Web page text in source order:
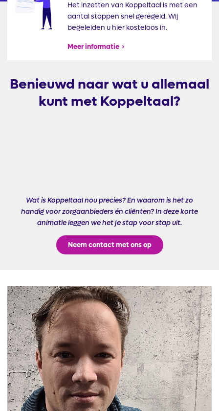
Het inzetten van Koppeltaal is met een
aantal stappen snel geregeld. Wij
begeleiden u hier kosteloos in.
Meer informatie
Benieuwd naar wat u allemaal
kunt met Koppeltaal?
Wat is Koppeltaal nou precies? En waarom is het zo
handig voor zorgaanbieders én cliënten? In deze korte
animatie leggen we het je stap voor stap uit.
Neem contact met ons op